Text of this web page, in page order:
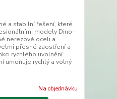
a stabilní řešení, které
modely Dino-
nerezové oceli a
přesné zaostření a
rychlého uvolnění.
umoňuje rychlý a volný
Na objednávku